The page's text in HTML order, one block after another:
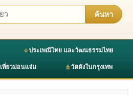
ค้นหา
ประเพณีไทย และวัฒนธรรมไทย
เที่ยวม่อนแจ่ม วัดดังในกรุงเทพ